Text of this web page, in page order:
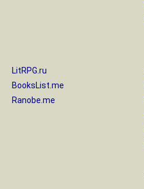
LitRPG.ru
BooksList.me
Ranobe.me